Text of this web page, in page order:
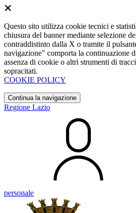
Questo sito utilizza cookie tecnici e
chiusura del banner mediante selezione
contraddistinto dalla X o tramite il
navigazione" comporta la continuazione
assenza di cookie o altri strumenti di
sopracitati.
COOKIE POLICY
Continua la navigazione
Regione Lazio
personale